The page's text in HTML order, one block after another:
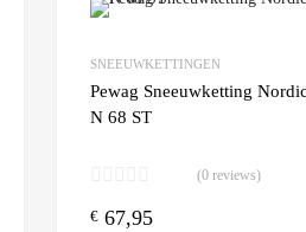
Add to Wishlist
Toevoegen aan winkelwagen
SNEEUWKETTINGEN
Pewag Sneeuwketting
N 68 ST
(0 reviews)
€ 67,95